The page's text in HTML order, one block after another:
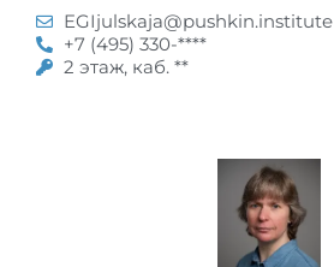
EGIjulskaja@pushkin.institute
+7 (495) 330-****
2 этаж, каб. **